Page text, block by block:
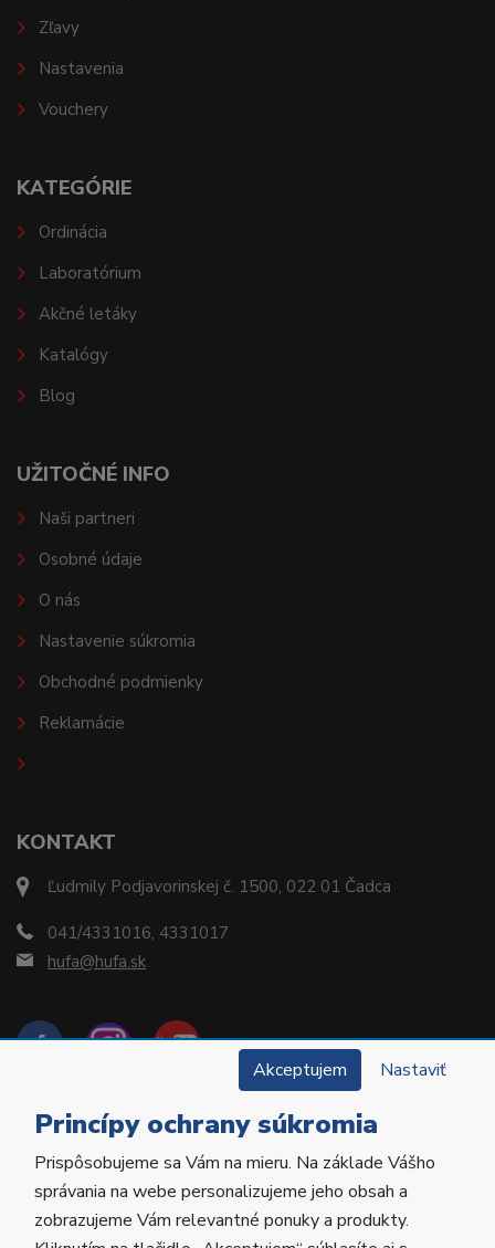
KONTAKT
Ľudmily Podjavorinskej č. 1500, 022 01 Čadca
041/4331016, 4331017
hufa@hufa.sk
Zľavy
Nastavenia
Vouchery
KATEGÓRIE
Ordinácia
Laboratórium
Akčné letáky
Katalógy
Blog
UŽITOČNÉ INFO
Naši partneri
Osobné údaje
O nás
Nastavenie súkromia
Obchodné podmienky
Reklamácie
Copyright © 2022 Hu-Fa Dental a.s. Všetky práva
vyhradené.
Akceptujem Nastaviť
Princípy ochrany súkromia
Prispôsobujeme sa Vám na mieru. Na základe Vášho
správania na webe personalizujeme jeho obsah a
zobrazujeme Vám relevantné ponuky a produkty.